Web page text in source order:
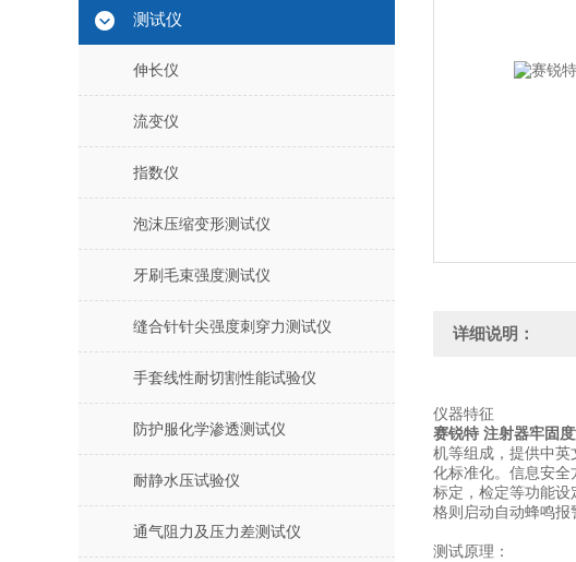
测试仪
伸长仪
流变仪
指数仪
泡沫压缩变形测试仪
牙刷毛束强度测试仪
缝合针针尖强度刺穿力测试仪
手套线性耐切割性能试验仪
防护服化学渗透测试仪
耐静水压试验仪
通气阻力及压力差测试仪
详细说明：
仪器特征
赛锐特 注射器牢固
机等组成，提供中
化标准化。信息安全
标定，检定等功能设
格则启动自动蜂鸣报
测试原理：